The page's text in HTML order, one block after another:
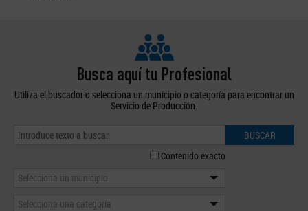
Busca aquí tu Profesional
Utiliza el buscador o selecciona un municipio o categoría para encontrar un
Servicio de Producción.
BUSCAR
Contenido exacto
Selecciona un municipio
Selecciona una categoría